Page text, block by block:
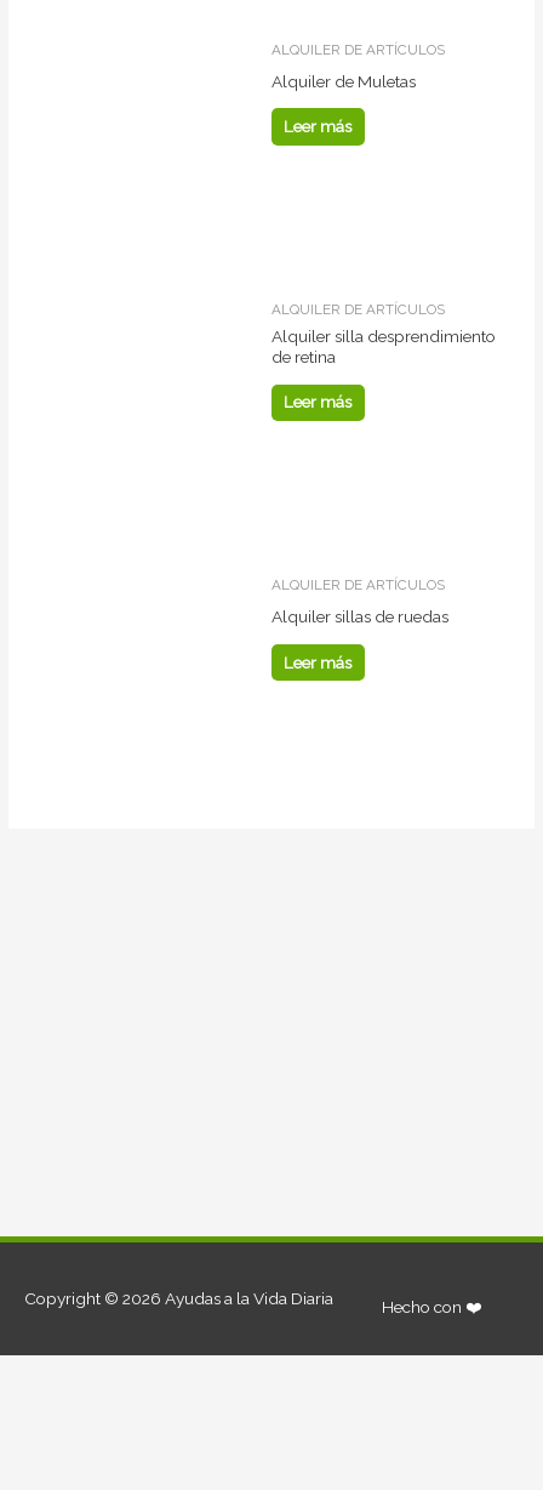
ALQUILER DE ARTÍCULOS
Alquiler de Muletas
Leer más
ALQUILER DE ARTÍCULOS
Alquiler silla desprendimiento
de retina
Leer más
ALQUILER DE ARTÍCULOS
Alquiler sillas de ruedas
Leer más
Copyright © 2026 Ayudas a la Vida Diaria Hecho con ❤️